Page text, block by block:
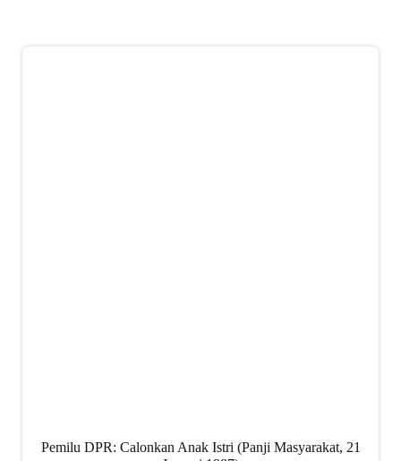
Pemilu DPR: Calonkan Anak Istri (Panji Masyarakat, 21